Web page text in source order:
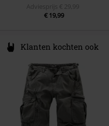
Adviesprijs
€ 29,99
€ 19,99
Klanten kochten ook